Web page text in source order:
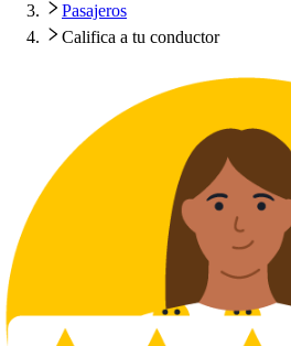
Pasajeros
Califica a tu conductor